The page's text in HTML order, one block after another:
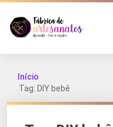
Início
Tag: DIY bebê